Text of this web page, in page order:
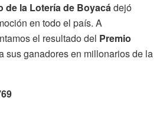
de la Lotería de Boyacádejó
en todo el país. A
el resultado del Premio
sus ganadores en millonarios de la